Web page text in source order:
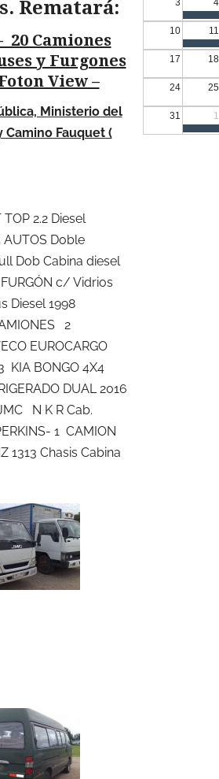
Rematará:
20 Camiones
y Furgones
View –
Ministerio del
Camino Fauquet (
2.2 Diesel
AUTOS Doble
Dob Cabina diesel
c/ Vidrios
Diesel 1998
2
EUROCARGO
KIA BONGO 4X4
DUAL 2016
N K R Cab.
1 CAMION
1313 Chasis Cabina
3 4
10 11
17 18
24 25
31 1